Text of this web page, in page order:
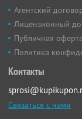
Агентский
Лицензионный
Публичная оферта
Политика
Контакты
Связаться с нами